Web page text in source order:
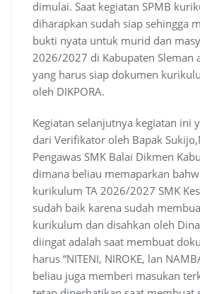
dimulai. Saat kegiatan SPMB
diharapkan sudah siap sehingga
bukti nyata untuk murid dan
2026/2027 di Kabupaten Sleman
yang harus siap dokumen
oleh DIKPORA.
Kegiatan selanjutnya kegiatan ini
dari Verifikator oleh Bapak
Pengawas SMK Balai Dikmen
dimana beliau memaparkan
kurikulum TA 2026/2027 SMK
sudah baik karena sudah
kurikulum dan disahkan oleh
diingat adalah saat membuat
harus “NITENI, NIROKE, lan
beliau juga memberi masukan